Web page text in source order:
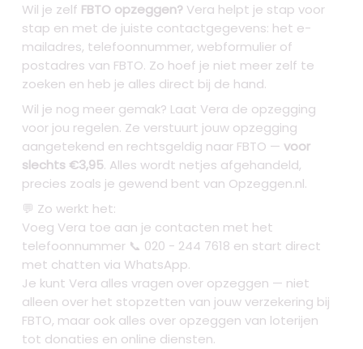
Wil je zelf FBTO opzeggen? Vera helpt je stap voor
stap en met de juiste contactgegevens: het e-
mailadres, telefoonnummer, webformulier of
postadres van FBTO. Zo hoef je niet meer zelf te
zoeken en heb je alles direct bij de hand.
Wil je nog meer gemak? Laat Vera de opzegging
voor jou regelen. Ze verstuurt jouw opzegging
aangetekend en rechtsgeldig naar FBTO — voor
slechts €3,95. Alles wordt netjes afgehandeld,
precies zoals je gewend bent van Opzeggen.nl.
💬 Zo werkt het:
Voeg Vera toe aan je contacten met het
telefoonnummer 📞 020 - 244 7618 en start direct
met chatten via WhatsApp.
Je kunt Vera alles vragen over opzeggen — niet
alleen over het stopzetten van jouw verzekering bij
FBTO, maar ook alles over opzeggen van loterijen
tot donaties en online diensten.